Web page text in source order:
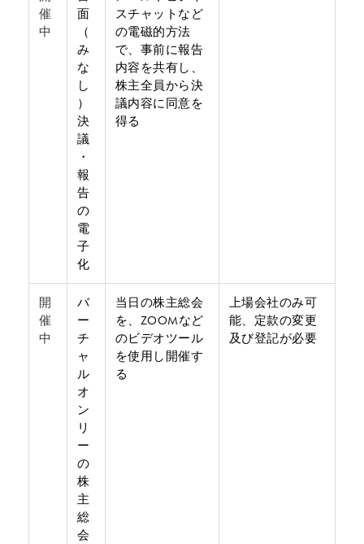
催
中
面
（
み
な
し
）
決
議
・
報
告
の
電
子
化
スチャットなど
の電磁的方法
で、事前に報告
内容を共有し、
株主全員から決
議内容に同意を
得る
開
催
中
バ
ー
チ
ャ
ル
オ
ン
リ
ー
の
株
主
総
会
当日の株主総会
を、ZOOMなど
のビデオツール
を使用し開催す
る
上場会社のみ可
能、定款の変更
及び登記が必要